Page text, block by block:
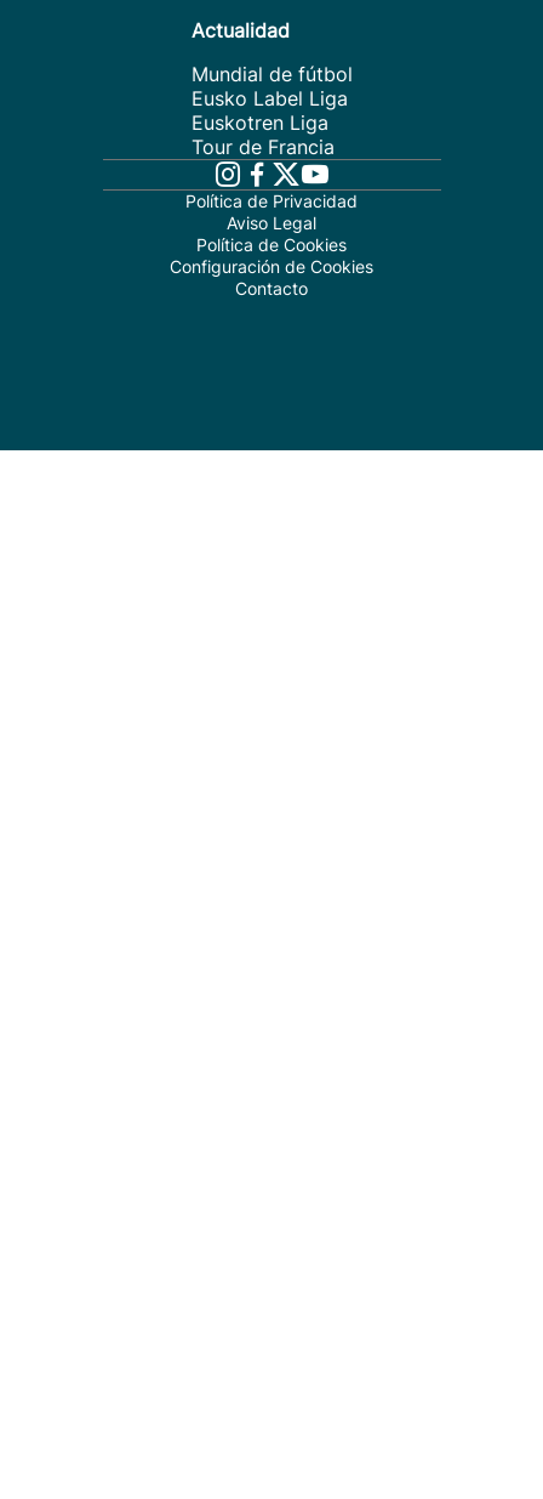
Actualidad
Mundial de fútbol
Eusko Label Liga
Euskotren Liga
Tour de Francia
Política de Privacidad
Aviso Legal
Política de Cookies
Configuración de Cookies
Contacto